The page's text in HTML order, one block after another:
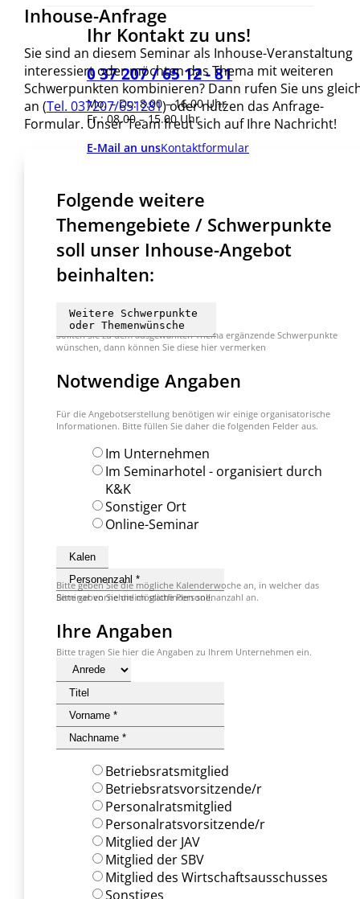
Ihr Kontakt zu uns!
0 37 207 / 65 12 - 81
Mo. – Do: 8.00 – 16.00 Uhr
Fr.: 08.00 – 15.00 Uhr
E-Mail an unsKontaktformular
Inhouse-Anfrage
Sie sind an diesem Seminar als Inhouse-Veranstaltung
interessiert oder möchten das Thema mit weiteren
Schwerpunkten kombinieren? Dann rufen Sie uns
an (Tel. 037207/651281) oder nutzen das Anfrage-
Formular. Unser Team freut sich auf Ihre Nachricht!
Folgende weitere
Themengebiete / Schwerpunkte
soll unser Inhouse-Angebot
beinhalten:
Sollten Sie zu dem ausgewählten Thema ergänzende Schwerpunkte
wünschen, dann können Sie diese hier vermerken
Notwendige Angaben
Für die Angebotserstellung benötigen wir einige organisatorische
Informationen. Bitte füllen Sie daher die folgenden Felder aus.
Im Unternehmen
Im Seminarhotel - organisiert durch
K&K
Sonstiger Ort
Online-Seminar
Bitte geben Sie die mögliche Kalenderwoche an, in welcher das
Seminar vornehmlich stattfinden soll.
Bitte geben Sie die mögliche Personenanzahl an.
Ihre Angaben
Bitte tragen Sie hier die Angaben zu Ihrem Unternehmen ein.
Betriebsratsmitglied
Betriebsratsvorsitzende/r
Personalratsmitglied
Personalratsvorsitzende/r
Mitglied der JAV
Mitglied der SBV
Mitglied des Wirtschaftsausschusses
Sonstiges